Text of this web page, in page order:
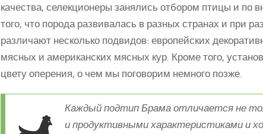
качества, селекционеры занялись отбором птицы и по
того, что порода развивалась в разных странах и при
различают несколько подвидов: европейских
мясных и американских мясных кур. Кроме того,
цвету оперения, о чем мы поговорим немного позже.
Каждый подтип Брама отличается не
и продуктивными характеристиками и